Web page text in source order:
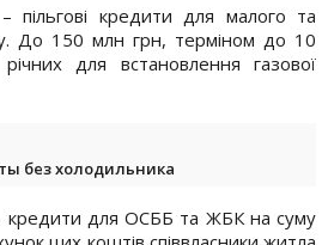
– пільгові кредити для малого та
До 150 млн грн, терміном до 10
для встановлення газової
без холодильника
кредити для ОСББ та ЖБК на суму